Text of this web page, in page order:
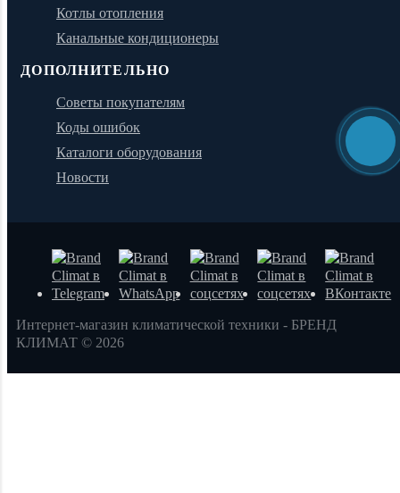
Котлы отопления
Канальные кондиционеры
ДОПОЛНИТЕЛЬНО
Советы покупателям
Коды ошибок
Каталоги оборудования
Новости
Интернет-магазин климатической техники - БРЕНД
КЛИМАТ © 2026